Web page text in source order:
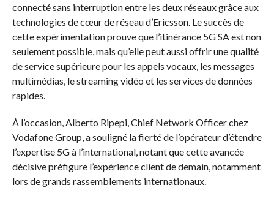
connecté sans interruption entre les deux réseaux grâce aux
technologies de cœur de réseau d’Ericsson. Le succès de
cette expérimentation prouve que l’itinérance 5G SA est non
seulement possible, mais qu’elle peut aussi offrir une qualité
de service supérieure pour les appels vocaux, les messages
multimédias, le streaming vidéo et les services de données
rapides.
À l’occasion, Alberto Ripepi, Chief Network Officer chez
Vodafone Group, a souligné la fierté de l’opérateur d’étendre
l’expertise 5G à l’international, notant que cette avancée
décisive préfigure l’expérience client de demain, notamment
lors de grands rassemblements internationaux.